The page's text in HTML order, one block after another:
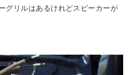
グリルはあるけれどスピーカーが